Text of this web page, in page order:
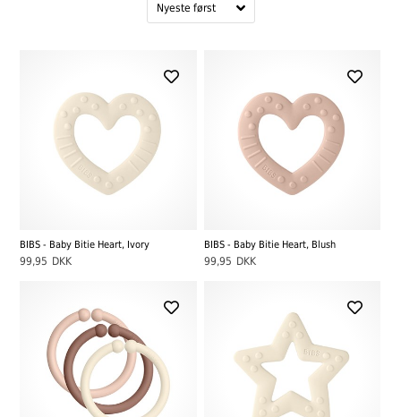
BIBS - Baby Bitie Heart, Ivory
99,95 DKK
BIBS - Baby Bitie Heart, Blush
99,95 DKK